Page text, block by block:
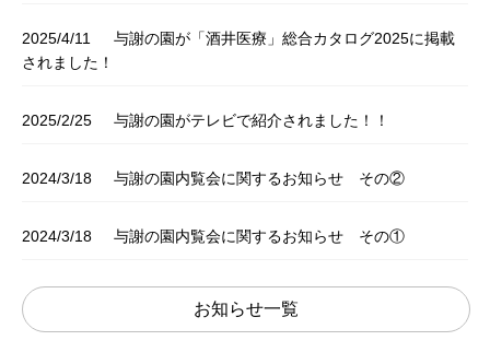
2025/4/11
与謝の園が「酒井医療」総合カタログ2025に掲載
されました！
2025/2/25 与謝の園がテレビで紹介されました！！
2024/3/18 与謝の園内覧会に関するお知らせ その②
2024/3/18 与謝の園内覧会に関するお知らせ その①
お知らせ一覧